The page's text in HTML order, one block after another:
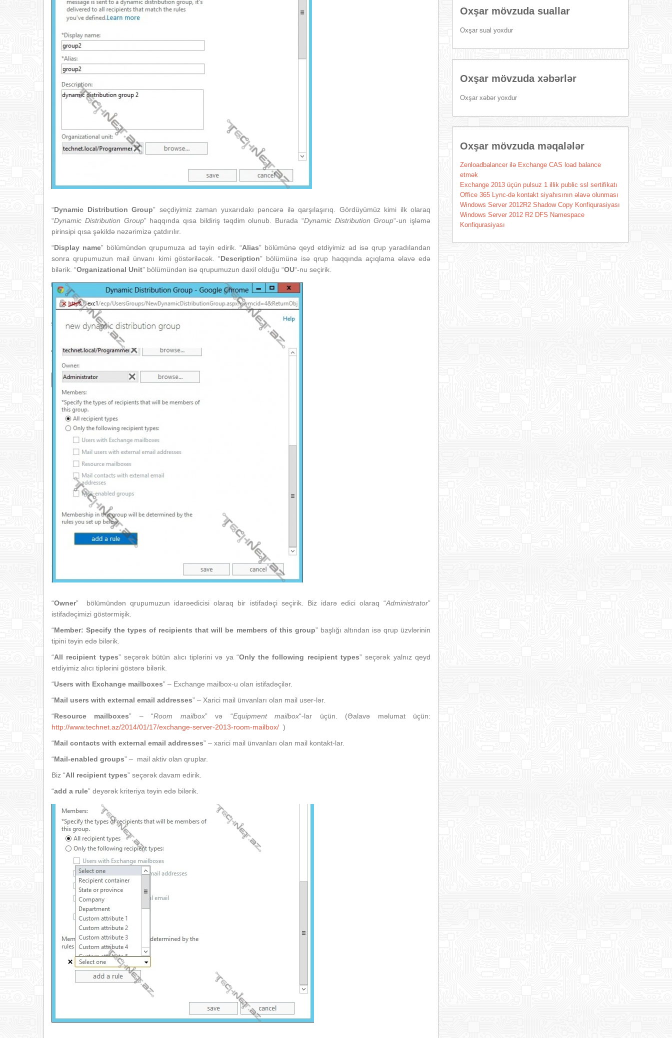
“Dynamic Distribution Group” seçdiyimiz zaman yuxarıdakı pəncərə ilə qarşılaşırıq. Gördüyümüz kimi ilk olaraq
“Dynamic Distribution Group” haqqında qısa bildiriş təqdim olunub. Burada “Dynamic Distribution Group“-un işləmə
pirinsipi qısa şəkildə nəzərimizə çatdırılır.
“Display name” bölümündən qrupumuza ad təyin edirik. “Alias” bölümünə qeyd etdiyimiz ad isə qrup yaradılandan
sonra qrupumuzun mail ünvanı kimi göstəriləcək. “Description” bölümünə isə qrup haqqında açıqlama əlavə edə
bilərik. “Organizational Unit” bölümündən isə qrupumuzun daxil olduğu “OU“-nu seçirik.
“Owner” bölümündən qrupumuzun idarəedicisi olaraq bir istifadəçi seçirik. Biz idarə edici olaraq “Administrator”
istifadəçimizi göstərmişik.
“Member: Specify the types of recipients that will be members of this group” başlığı altından isə qrup üzvlərinin
tipini təyin edə bilərik.
“All recipient types” seçərək bütün alıcı tiplərini və ya “Only the following recipient types” seçərək yalnız qeyd
etdiyimiz alıcı tiplərini göstərə bilərik.
“Users with Exchange mailboxes” – Exchange mailbox-u olan istifadəçilər.
“Mail users with external email addresses” – Xarici mail ünvanları olan mail user-lər.
“Resource mailboxes” – “Room mailbox” və “Equipment mailbox“-lar üçün. (Əalavə məlumat üçün:
http://www.technet.az/2014/01/17/exchange-server-2013-room-mailbox/ )
“Mail contacts with external email addresses” – xarici mail ünvanları olan mail kontakt-lar.
“Mail-enabled groups” – mail aktiv olan qruplar.
Biz “All recipient types” seçərək davam edirik.
“add a rule” deyərək kriteriya təyin edə bilərik.
Oxşar mövzuda suallar
Oxşar sual yoxdur
Oxşar mövzuda xəbərlər
Oxşar xəbər yoxdur
Oxşar mövzuda məqalələr
Zenloadbalancer ilə Exchange CAS load balance
etmək
Exchange 2013 üçün pulsuz 1 illik public ssl sertifikatı
Office 365 Lync-də kontakt siyahısının əlavə olunması
Windows Server 2012R2 Shadow Copy Konfiqurasiyası
Windows Server 2012 R2 DFS Namespace
Konfiqurasiyası